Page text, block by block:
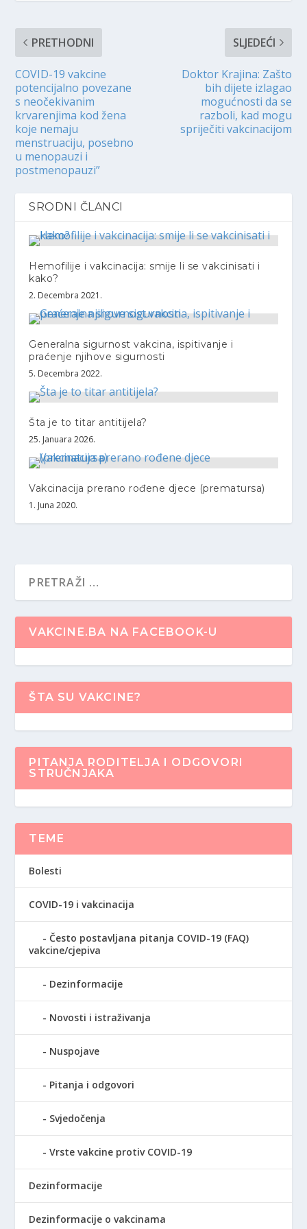
PRETHODNI
COVID-19 vakcine
potencijalno povezane
s neočekivanim
krvarenjima kod žena
koje nemaju
menstruaciju, posebno
u menopauzi i
postmenopauzi”
SLJEDEĆI
Doktor Krajina: Zašto
bih dijete izlagao
mogućnosti da se
razboli, kad mogu
spriječiti vakcinacijom
SRODNI ČLANCI
Hemofilije i vakcinacija: smije li se vakcinisati i
kako?
2. Decembra 2021.
Generalna sigurnost vakcina, ispitivanje i
praćenje njihove sigurnosti
5. Decembra 2022.
Šta je to titar antitijela?
25. Januara 2026.
Vakcinacija prerano rođene djece (prematursa)
1. Juna 2020.
VAKCINE.BA NA FACEBOOK-U
ŠTA SU VAKCINE?
PITANJA RODITELJA I ODGOVORI
STRUČNJAKA
TEME
Bolesti
COVID-19 i vakcinacija
Često postavljana pitanja COVID-19 (FAQ)
vakcine/cjepiva
Dezinformacije
Novosti i istraživanja
Nuspojave
Pitanja i odgovori
Svjedočenja
Vrste vakcine protiv COVID-19
Dezinformacije
Dezinformacije o vakcinama